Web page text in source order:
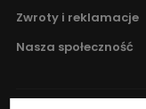
Zwroty i reklamacje
Nasza społeczność